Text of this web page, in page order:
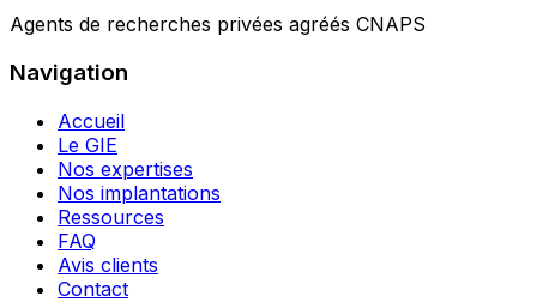
Agents de recherches privées agréés CNAPS
Navigation
Accueil
Le GIE
Nos expertises
Nos implantations
Ressources
FAQ
Avis clients
Contact